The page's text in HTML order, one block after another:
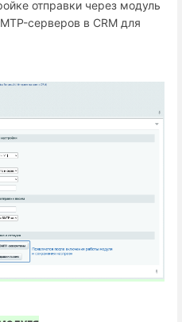
отправки через модуль
серверов в CRM для